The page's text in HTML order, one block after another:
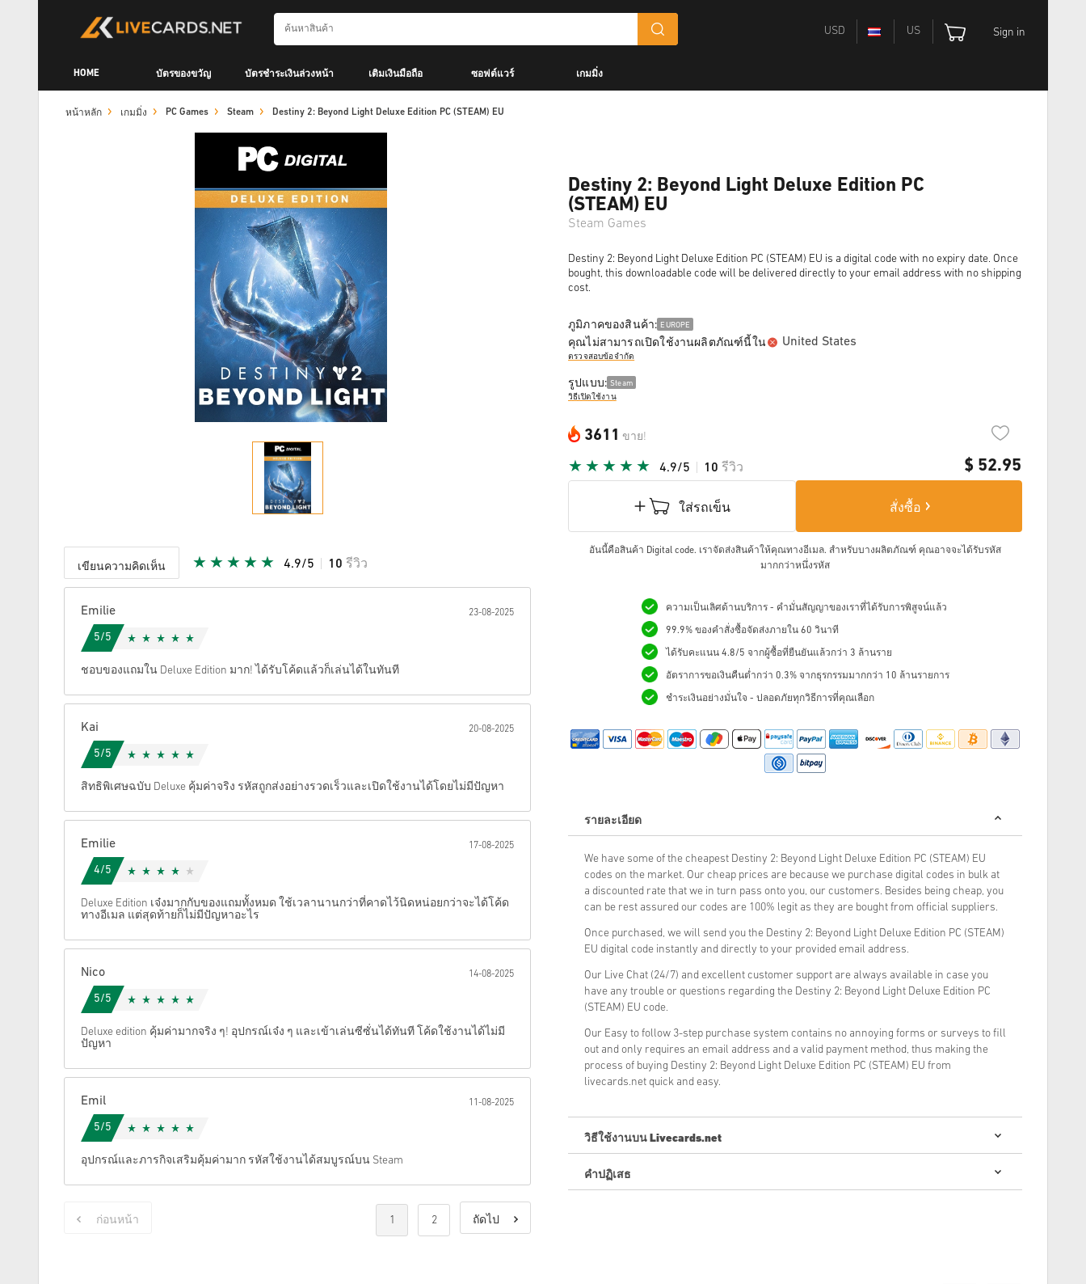
USD US Sign in
HOME บัตรของขวัญ บัตรชำระเงินล่วงหน้า เติมเงินมือถือ ซอฟต์แวร์ เกมมิ่ง
หน้าหลัก เกมมิ่ง PC Games Steam Destiny 2: Beyond Light Deluxe Edition PC (STEAM) EU
เขียนความคิดเห็น 4.9/5 10 รีวิว
ยกเลิก
Emilie 23-08-2025
5/5
ชอบของแถมใน Deluxe Edition มาก! ได้รับโค้ดแล้วก็เล่นได้ในทันที
Kai 20-08-2025
5/5
สิทธิพิเศษฉบับ Deluxe คุ้มค่าจริง รหัสถูกส่งอย่างรวดเร็วและเปิดใช้งานได้โดยไม่มีปัญหา
Emilie 17-08-2025
4/5
Deluxe Edition เจ๋งมากกับของแถมทั้งหมด ใช้เวลานานกว่าที่คาดไว้นิดหน่อยกว่าจะได้โค้ด
ทางอีเมล แต่สุดท้ายก็ไม่มีปัญหาอะไร
Nico 14-08-2025
5/5
Deluxe edition คุ้มค่ามากจริง ๆ! อุปกรณ์เจ๋ง ๆ และเข้าเล่นซีซั่นได้ทันที โค้ดใช้งานได้ไม่มี
ปัญหา
Emil 11-08-2025
5/5
อุปกรณ์และภารกิจเสริมคุ้มค่ามาก รหัสใช้งานได้สมบูรณ์บน Steam
ก่อนหน้า 1 2 ถัดไป
Destiny 2: Beyond Light Deluxe Edition PC
(STEAM) EU
Steam Games
Destiny 2: Beyond Light Deluxe Edition PC (STEAM) EU is a digital code with no expiry date. Once
bought, this downloadable code will be delivered directly to your email address with no shipping
cost.
ภูมิภาคของสินค้า: EUROPE
คุณไม่สามารถเปิดใช้งานผลิตภัณฑ์นี้ใน United States
ตรวจสอบข้อจำกัด
รูปแบบ: Steam
วิธีเปิดใช้งาน
3611 ขาย!
$ 52.95
4.9/5 10 รีวิว
ใส่รถเข็น สั่งซื้อ
อันนี้คือสินค้า Digital code. เราจัดส่งสินค้าให้คุณทางอีเมล. สำหรับบางผลิตภัณฑ์ คุณอาจจะได้รับรหัส
มากกว่าหนึ่งรหัส
ความเป็นเลิศด้านบริการ - คำมั่นสัญญาของเราที่ได้รับการพิสูจน์แล้ว
99.9% ของคำสั่งซื้อจัดส่งภายใน 60 วินาที
ได้รับคะแนน 4.8/5 จากผู้ซื้อที่ยืนยันแล้วกว่า 3 ล้านราย
อัตราการขอเงินคืนต่ำกว่า 0.3% จากธุรกรรมมากกว่า 10 ล้านรายการ
ชำระเงินอย่างมั่นใจ - ปลอดภัยทุกวิธีการที่คุณเลือก
รายละเอียด
We have some of the cheapest Destiny 2: Beyond Light Deluxe Edition PC (STEAM) EU
codes on the market. Our cheap prices are because we purchase digital codes in bulk at
a discounted rate that we in turn pass onto you, our customers. Besides being cheap, you
can be rest assured our codes are 100% legit as they are bought from official suppliers.
Once purchased, we will send you the Destiny 2: Beyond Light Deluxe Edition PC (STEAM)
EU digital code instantly and directly to your provided email address.
Our Live Chat (24/7) and excellent customer support are always available in case you
have any trouble or questions regarding the Destiny 2: Beyond Light Deluxe Edition PC
(STEAM) EU code.
Our Easy to follow 3-step purchase system contains no annoying forms or surveys to fill
out and only requires an email address and a valid payment method, thus making the
process of buying Destiny 2: Beyond Light Deluxe Edition PC (STEAM) EU from
livecards.net quick and easy.
วิธีใช้งานบน Livecards.net
ใหม่กับ Livecards.net ใช่ไหม? การซื้อโค้ดดิจิทัลนั้นรวดเร็วและง่ายมาก:
คำปฏิเสธ